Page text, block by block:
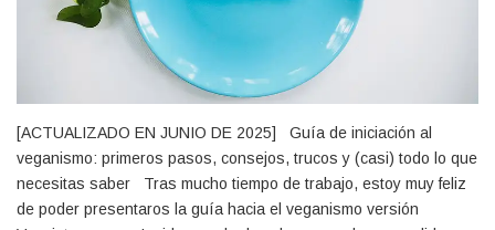
[ACTUALIZADO EN JUNIO DE 2025] Guía de iniciación al
veganismo: primeros pasos, consejos, trucos y (casi) todo lo que
necesitas saber Tras mucho tiempo de trabajo, estoy muy feliz
de poder presentaros la guía hacia el veganismo versión